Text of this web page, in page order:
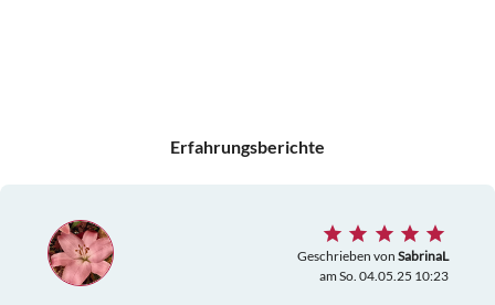
Erfahrungsberichte
Geschrieben von SabrinaL
am So. 04.05.25 10:23